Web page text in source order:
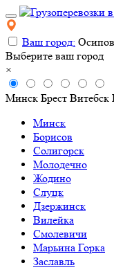
Ваш город:
Выберите ваш город
×
Минск Брест Витебск
Минск
Борисов
Солигорск
Молодечно
Жодино
Слуцк
Дзержинск
Вилейка
Смолевичи
Марьина Горка
Заславль